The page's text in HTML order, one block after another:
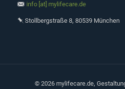
info [at] mylifecare.de
Stollbergstraße 8, 80539 München
© 2026 mylifecare.de,